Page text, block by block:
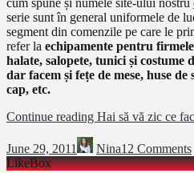
cum spune și numele site-ului nostru
serie sunt în general uniformele de
segment din comenzile pe care le
refer la echipamente pentru
halate, salopete, tunici și costume
dar facem și fețe de mese, huse
cap, etc.
Continue reading Hai să vă zic ce fac
June 29, 2011 Nina12 Comments
LikeBox